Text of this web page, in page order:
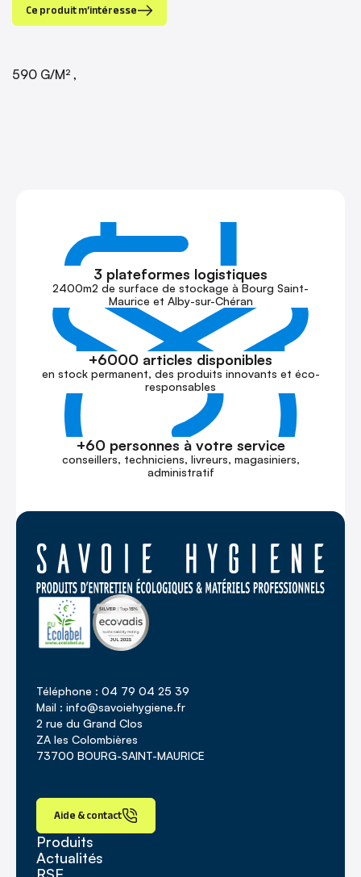
Ce produit m’intéresse
590 G/M² ,
3 plateformes logistiques
2400m2 de surface de stockage à Bourg Saint-
Maurice et Alby-sur-Chéran
+6000 articles disponibles
en stock permanent, des produits innovants et éco-
responsables
+60 personnes à votre service
conseillers, techniciens, livreurs, magasiniers,
administratif
Téléphone : 04 79 04 25 39
Mail : info@savoiehygiene.fr
2 rue du Grand Clos
ZA les Colombières
73700 BOURG-SAINT-MAURICE
Aide & contact
Produits
Actualités